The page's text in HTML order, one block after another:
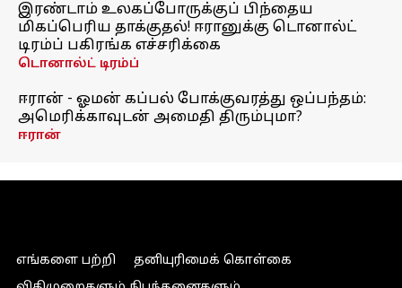
இரண்டாம் உலகப்போருக்குப் பிந்தைய
மிகப்பெரிய தாக்குதல்! ஈரானுக்கு டொனால்ட்
டிரம்ப் பகிரங்க எச்சரிக்கை
டொனால்ட் டிரம்ப்
ஈரான் - ஓமன் கப்பல் போக்குவரத்து ஒப்பந்தம்:
அமெரிக்காவுடன் அமைதி திரும்புமா?
ஈரான்
எங்களை பற்றி
தனியுரிமைக் கொள்கை